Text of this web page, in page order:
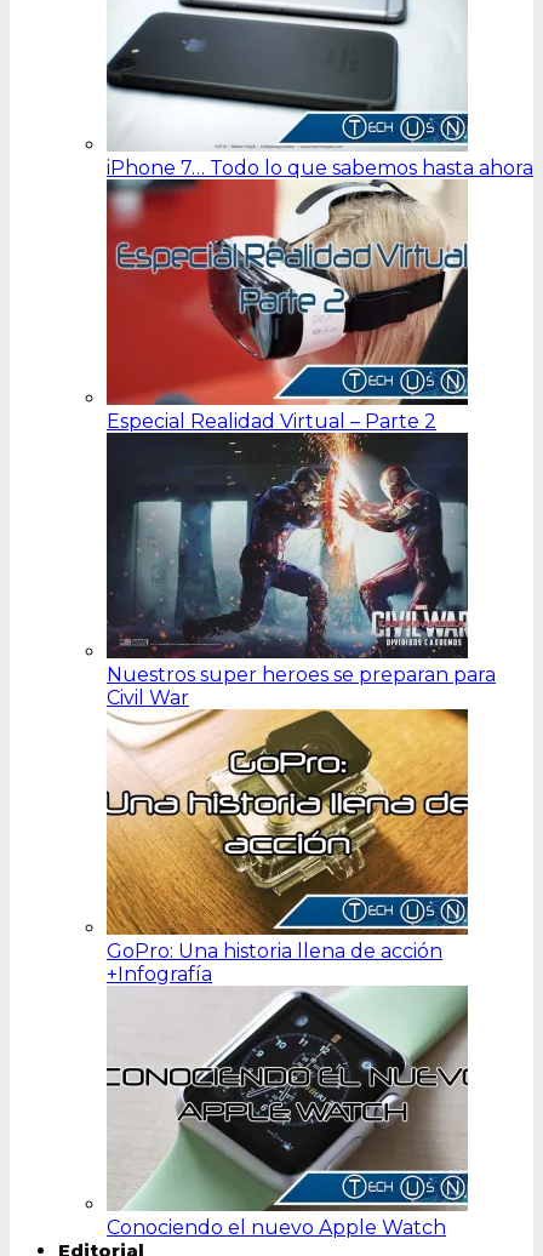
iPhone 7… Todo lo que sabemos hasta ahora
Especial Realidad Virtual – Parte 2
Nuestros super heroes se preparan para
Civil War
GoPro: Una historia llena de acción
+Infografía
Conociendo el nuevo Apple Watch
Editorial